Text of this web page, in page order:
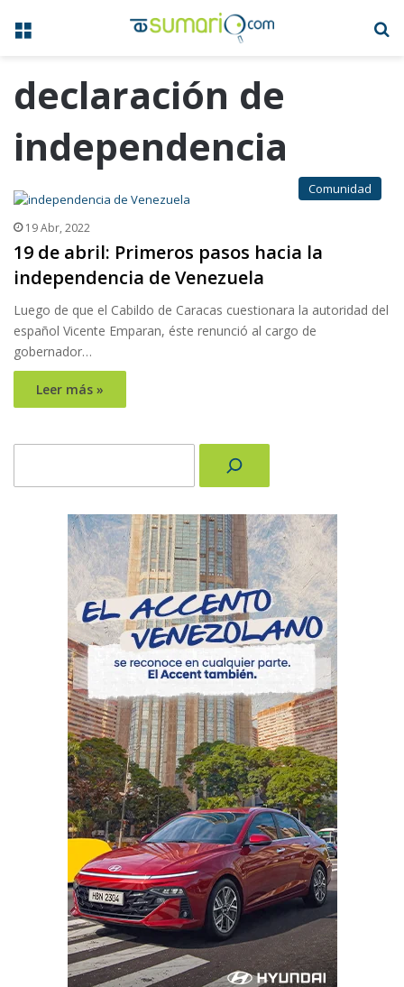
Menú
declaración de
independencia
Comunidad
19 Abr, 2022
19 de abril: Primeros pasos hacia la
independencia de Venezuela
Luego de que el Cabildo de Caracas cuestionara la autoridad del
español Vicente Emparan, éste renunció al cargo de
gobernador…
Leer más »